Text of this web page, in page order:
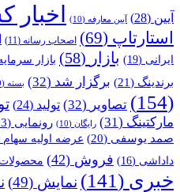
آیین (28) آیین معارفه (10) اخبار
استارتاپ (69) اصحاب رسانه (11)
ایرانی (19) بازار (58) بازار
برندینگ (21) برگزار شد (32) بسته (9)
(154)
تصاویر (32) تولید (24)
مارکتینگ (31) رایگان (10) رونمایی (23)
صمد یوسفی (20) عرضه اولیه سهام
داداشی (16) فروش (42) محصولات
خبری (141) نمایش (49)